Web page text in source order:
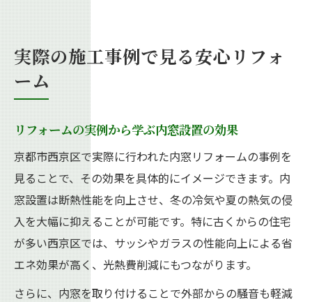
実際の施工事例で見る安心リフォ
ーム
リフォームの実例から学ぶ内窓設置の効果
京都市西京区で実際に行われた内窓リフォームの事例を
見ることで、その効果を具体的にイメージできます。内
窓設置は断熱性能を向上させ、冬の冷気や夏の熱気の侵
入を大幅に抑えることが可能です。特に古くからの住宅
が多い西京区では、サッシやガラスの性能向上による省
エネ効果が高く、光熱費削減にもつながります。
さらに、内窓を取り付けることで外部からの騒音も軽減